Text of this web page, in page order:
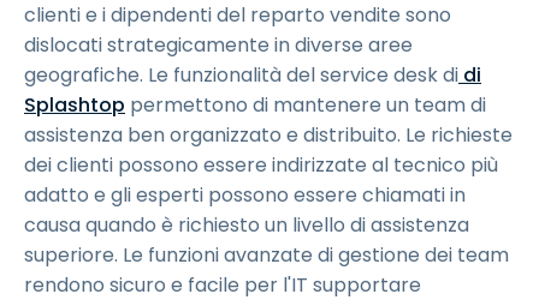
clienti e i dipendenti del reparto vendite sono
dislocati strategicamente in diverse aree
geografiche. Le funzionalità del service desk di di
Splashtop permettono di mantenere un team di
assistenza ben organizzato e distribuito. Le richieste
dei clienti possono essere indirizzate al tecnico più
adatto e gli esperti possono essere chiamati in
causa quando è richiesto un livello di assistenza
superiore. Le funzioni avanzate di gestione dei team
rendono sicuro e facile per l'IT supportare